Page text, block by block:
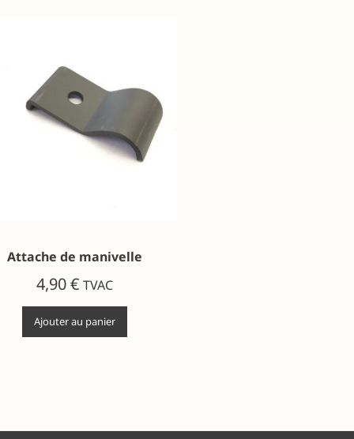
Attache de manivelle
4,90€ TVAC
Ajouter au panier